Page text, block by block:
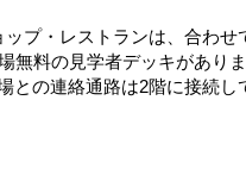
プ・レストランは、合わせ
無料の見学者デッキがありま
の連絡通路は2階に接続